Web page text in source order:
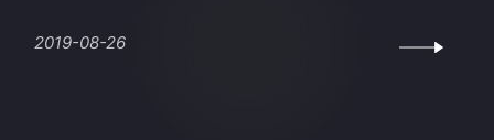
2019-08-26